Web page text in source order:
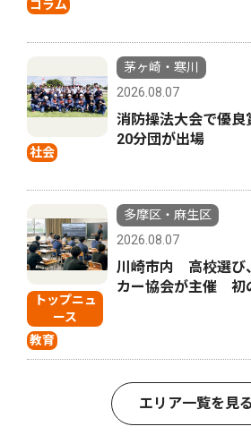
コラム
社会
茅ヶ崎・寒川
2026.08.07
消防操法大会で優
20分団が出場
トップニュ
ース
教育
多摩区・麻生区
2026.08.07
川崎市内 高校選び
カー協会が主催 初
エリア一覧を見る